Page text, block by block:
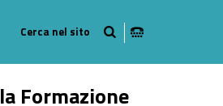
Formazione